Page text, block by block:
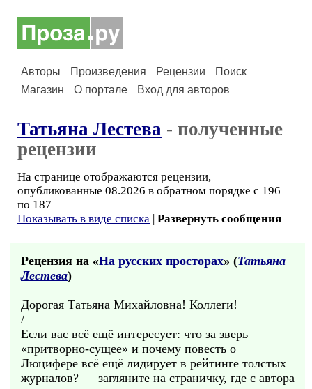
Авторы Произведения Рецензии
Поиск
Магазин
О портале Вход для авторов
Татьяна Лестева - полученные
рецензии
На странице отображаются рецензии,
опубликованные 08.2026 в обратном порядке с 196
по 187
Показывать в виде списка | Развернуть сообщения
Рецензия на «На русских просторах» (Татьяна
Лестева)
Дорогая Татьяна Михайловна! Коллеги!
/
Если вас всё ещё интересует: что за зверь —
«притворно-сущее» и почему повесть о
Люцифере всё ещё лидирует в рейтинге толстых
журналов? — загляните на страничку, где с автора